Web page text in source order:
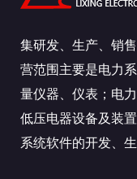
集研发、生产、销
营范围主要是电力
量仪器、仪表；电
低压电器设备及装
系统软件的开发、